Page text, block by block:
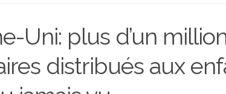
Uni: plus d’un
distribués aux